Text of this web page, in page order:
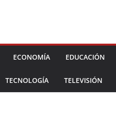
ECONOMÍA EDUCACIÓN
TECNOLOGÍA TELEVISIÓN